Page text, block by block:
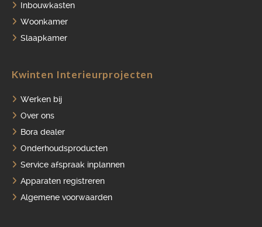
Inbouwkasten
Woonkamer
Slaapkamer
Kwinten Interieurprojecten
Werken bij
Over ons
Bora dealer
Onderhoudsproducten
Service afspraak inplannen
Apparaten registreren
Algemene voorwaarden
ONDERHOUDSPRODUCTEN
APPARATEN REGISTREREN